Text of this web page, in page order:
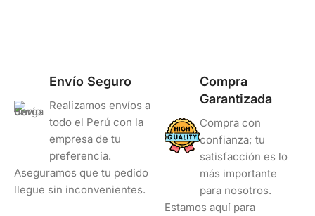
Envío Seguro
Realizamos envíos a
todo el Perú con la
empresa de tu
preferencia.
Aseguramos que tu pedido
llegue sin inconvenientes.
Compra
Garantizada
Compra con
confianza; tu
satisfacción es lo
más importante
para nosotros.
Estamos aquí para